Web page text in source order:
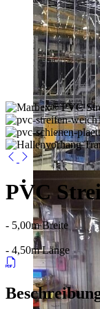
PVC
- 5,00m Breite
- 4,50m Länge